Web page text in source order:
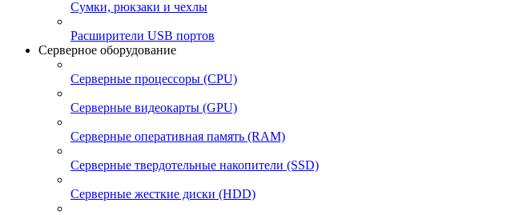
Сумки, рюкзаки и чехлы
Расширители USB портов
Серверное оборудование
Серверные процессоры (CPU)
Серверные видеокарты (GPU)
Серверные оперативная память (RAM)
Серверные твердотельные накопители (SSD)
Серверные жесткие диски (HDD)